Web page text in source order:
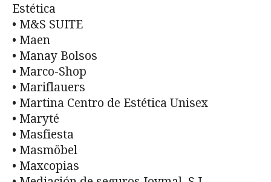
Estética
• M&S SUITE
• Maen
• Manay Bolsos
• Marco-Shop
• Mariflauers
• Martina Centro de Estética Unisex
• Maryté
• Masfiesta
• Masmöbel
• Maxcopias